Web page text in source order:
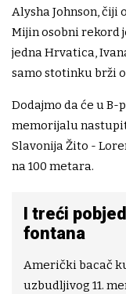
Alysha Johnson, čiji
Mijin osobni rekord
jedna Hrvatica,
samo stotinku brži
Dodajmo da će u
memorijalu
Slavonija Žito -
na 100 metara.
I treći
fontana
Američki bacač
uzbudljivog 11.